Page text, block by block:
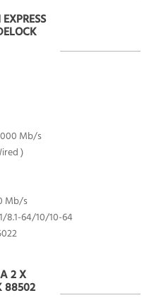
Mb/s
)
Mb/s
8.1-64/10/10-64
2 X
88502